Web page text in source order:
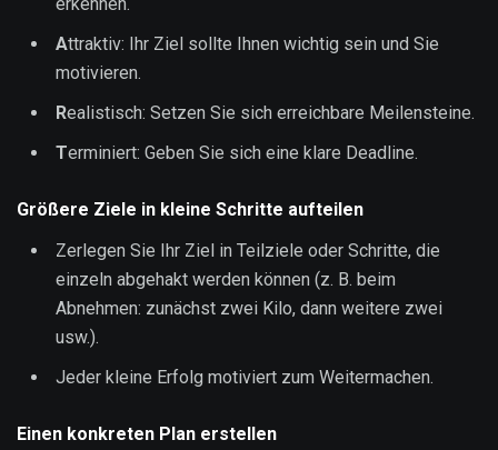
Attraktiv: Ihr Ziel sollte Ihnen wichtig sein und Sie
motivieren.
Realistisch: Setzen Sie sich erreichbare Meilensteine.
Terminiert: Geben Sie sich eine klare Deadline.
Größere Ziele in kleine Schritte aufteilen
Zerlegen Sie Ihr Ziel in Teilziele oder Schritte, die
einzeln abgehakt werden können (z. B. beim
Abnehmen: zunächst zwei Kilo, dann weitere zwei
usw.).
Jeder kleine Erfolg motiviert zum Weitermachen.
Einen konkreten Plan erstellen